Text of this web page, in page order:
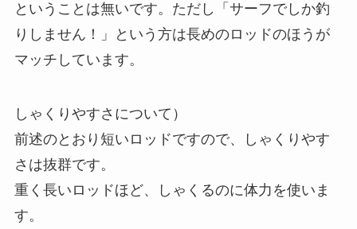
ということは無いです。ただし「サーフでしか釣
りしません！」という方は長めのロッドのほうが
マッチしています。
しゃくりやすさについて）
前述のとおり短いロッドですので、しゃくりやす
さは抜群です。
重く長いロッドほど、しゃくるのに体力を使いま
す。